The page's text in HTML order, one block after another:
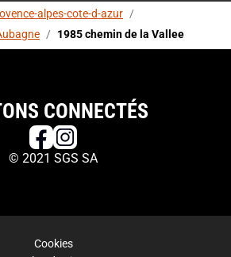
alpes-cote-d-azur /
/ 1985 chemin de la Vallee
CONNECTÉS
© 2021 SGS SA
Cookies